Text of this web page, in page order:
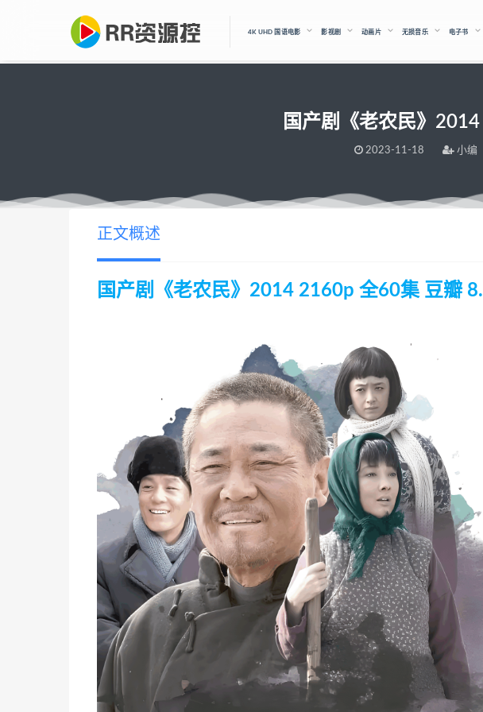
4K UHD 国语电影 影视剧 动画片 无损音乐 电子书
国产剧《老农民》
2023-11-18 小编
正文概述
国产剧《老农民》2014 2160p 全60集 豆瓣